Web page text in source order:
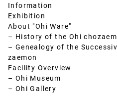
Information
Exhibition
About "Ohi Ware"
– History of the Ohi
– Genealogy of the
zaemon
Facility Overview
– Ohi Museum
– Ohi Gallery